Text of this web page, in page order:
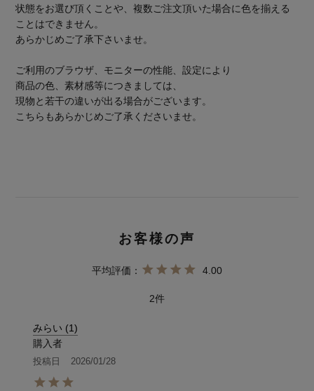
状態をお選び頂くことや、複数ご注文頂いた場合に色を揃える
ことはできません。
あらかじめご了承下さいませ。
ご利用のブラウザ、モニターの性能、設定により
商品の色、素材感等につきましては、
現物と若干の違いが出る場合がございます。
こちらもあらかじめご了承くださいませ。
4.00
2
みらい 1
購入者
投稿日 2026/01/28